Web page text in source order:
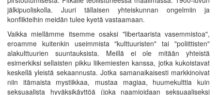
jälkipuoliskolla. Juuri tällaisen yhteiskunnan ongelmiin ja
konflikteihin meidän tulee kyetä vastaamaan.
Vaikka miellämme itsemme osaksi "libertaarista vasemmistoa",
eroamme kuitenkin useimmista "kulttuuristen" tai "poliittisten"
alakulttuurien suuntauksista. Meillä ei ole mitään yhteistä
esimerkiksi sellaisten pikku liikemiesten kanssa, jotka kukoistavat
keskellä yleistä sekaannusta. Jotka samanaikaisesti markkinoivat
niin itämaista mystiikkaa, mustaa magiaa, huumekulttia kuin
seksuaalista hyväksikäyttöä (joka naamioidaan seksuaaliseksi